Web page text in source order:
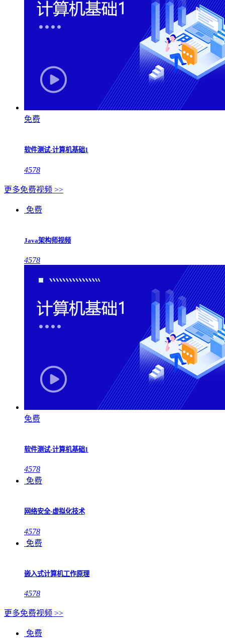
免费
软件测试-计算机基础1
4578
更多免费视频 >>
免费
Java架构师视频
4578
免费
软件测试-计算机基础1
4578
免费
网络安全-虚拟化技术
4578
免费
嵌入式计算机工作原理
4578
更多免费视频 >>
免费